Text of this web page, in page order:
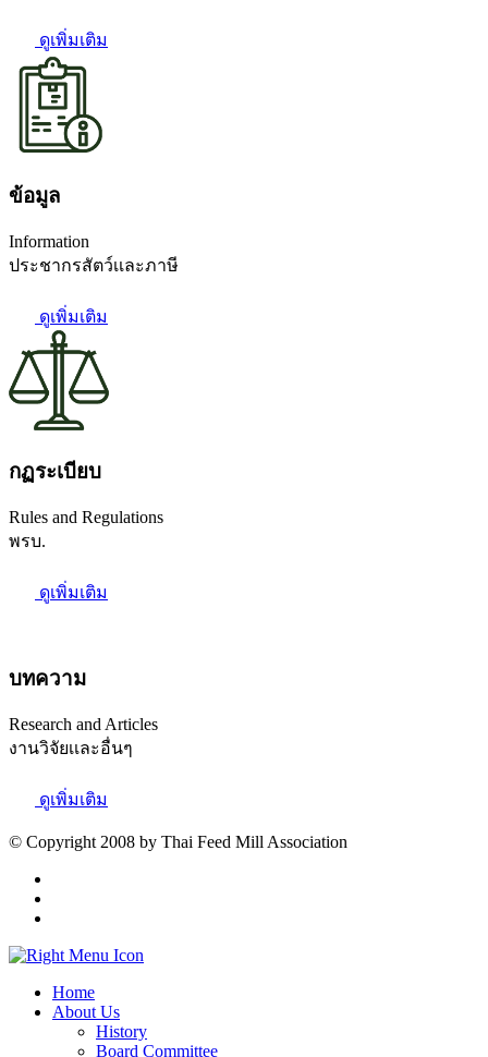
ดูเพิ่มเติม
ข้อมูล
Information
ประชากรสัตว์เเละภาษี
ดูเพิ่มเติม
กฏระเบียบ
Rules and Regulations
พรบ.
ดูเพิ่มเติม
บทความ
Research and Articles
งานวิจัยเเละอื่นๆ
ดูเพิ่มเติม
© Copyright 2008 by Thai Feed Mill Association
Home
About Us
History
Board Committee